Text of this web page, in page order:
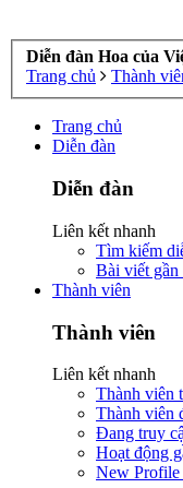
Diễn đàn Hoa của
Trang chủ
Thành
Trang chủ
Diễn đàn
Diễn đàn
Liên kết nhanh
Tìm kiếm
Bài viết gần
Thành viên
Thành viên
Liên kết nhanh
Thành viên
Thành viên
Đang truy
Hoạt động
New Profile